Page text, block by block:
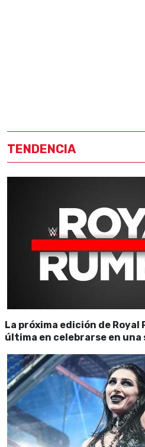
TENDENCIA
La próxima edición de Royal
última en celebrarse en una